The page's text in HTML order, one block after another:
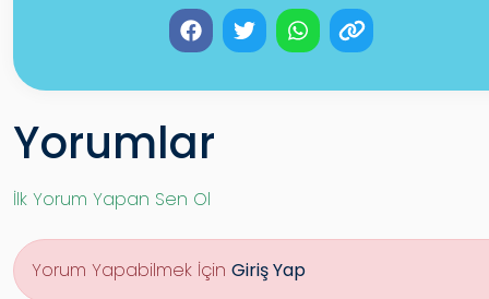
Yorumlar
İlk Yorum Yapan Sen Ol
Yorum Yapabilmek İçin Giriş Yap